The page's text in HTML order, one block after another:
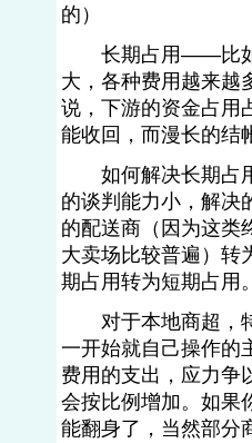
的）
长期占用——比如
大，各种费用越来越
说，下游的资金占用
能收回，而漫长的结
如何解决长期占用
的谈判能力小，解决
的配送商（因为这类
大卖场比较普遍）转
期占用转为短期占用
对于本地商超，特
一开始就自己操作的
费用的支出，应力争
会按比例增加。如果
能翻身了，当然部分